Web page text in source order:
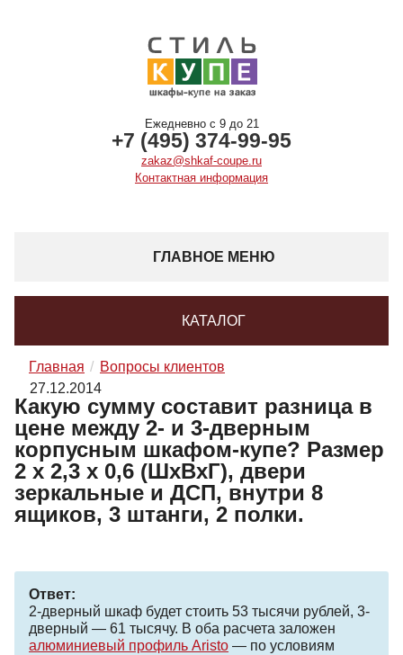
Ежедневно с 9 до 21
+7 (495) 374-99-95
zakaz@shkaf-coupe.ru
Контактная информация
ГЛАВНОЕ МЕНЮ
КАТАЛОГ
Главная
Вопросы клиентов
27.12.2014
Какую сумму составит разница в
цене между 2- и 3-дверным
корпусным шкафом-купе? Размер
2 х 2,3 х 0,6 (ШхВхГ), двери
зеркальные и ДСП, внутри 8
ящиков, 3 штанги, 2 полки.
Ответ:
2-дверный шкаф будет стоить 53 тысячи рублей, 3-
дверный — 61 тысячу. В оба расчета заложен
алюминиевый профиль Aristo — по условиям